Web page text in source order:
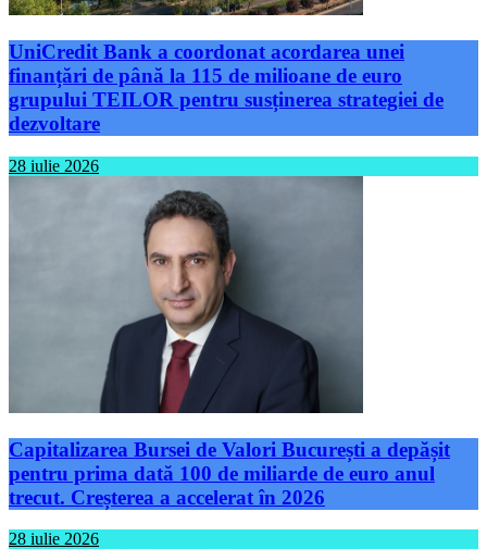
UniCredit Bank a coordonat acordarea unei
finanțări de până la 115 de milioane de euro
grupului TEILOR pentru susținerea strategiei de
dezvoltare
28 iulie 2026
Capitalizarea Bursei de Valori București a depășit
pentru prima dată 100 de miliarde de euro anul
trecut. Creșterea a accelerat în 2026
28 iulie 2026